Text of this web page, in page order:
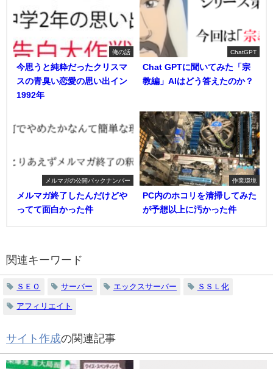
俺の話
今思うと純粋だったクリスマ
スの青臭い恋愛の思い出イン
1992年
ChatGPT
Chat GPTに聞いてみた「宗
教編」AIはどう答えたのか？
メルマガの公開バックナンバー
メルマガ終了したんだけどや
ってて面白かった件
作業環境
PC内のホコリを清掃してみた
が予想以上に汚かった件
関連キーワード
ＳＥＯ サーバー エックスサーバー ＳＳＬ化
アフィリエイト
サイト作成の関連記事